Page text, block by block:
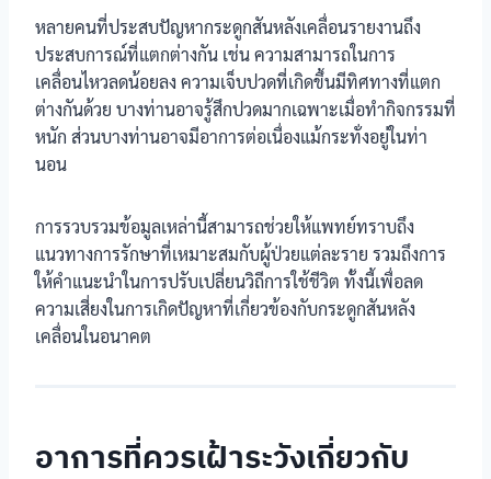
หลายคนที่ประสบปัญหากระดูกสันหลังเคลื่อนรายงานถึง
ประสบการณ์ที่แตกต่างกัน เช่น ความสามารถในการ
เคลื่อนไหวลดน้อยลง ความเจ็บปวดที่เกิดขึ้นมีทิศทางที่แตก
ต่างกันด้วย บางท่านอาจรู้สึกปวดมากเฉพาะเมื่อทำกิจกรรมที่
หนัก ส่วนบางท่านอาจมีอาการต่อเนื่องแม้กระทั่งอยู่ในท่า
นอน
การรวบรวมข้อมูลเหล่านี้สามารถช่วยให้แพทย์ทราบถึง
แนวทางการรักษาที่เหมาะสมกับผู้ป่วยแต่ละราย รวมถึงการ
ให้คำแนะนำในการปรับเปลี่ยนวิถีการใช้ชีวิต ทั้งนี้เพื่อลด
ความเสี่ยงในการเกิดปัญหาที่เกี่ยวข้องกับกระดูกสันหลัง
เคลื่อนในอนาคต
อาการที่ควรเฝ้าระวังเกี่ยวกับ